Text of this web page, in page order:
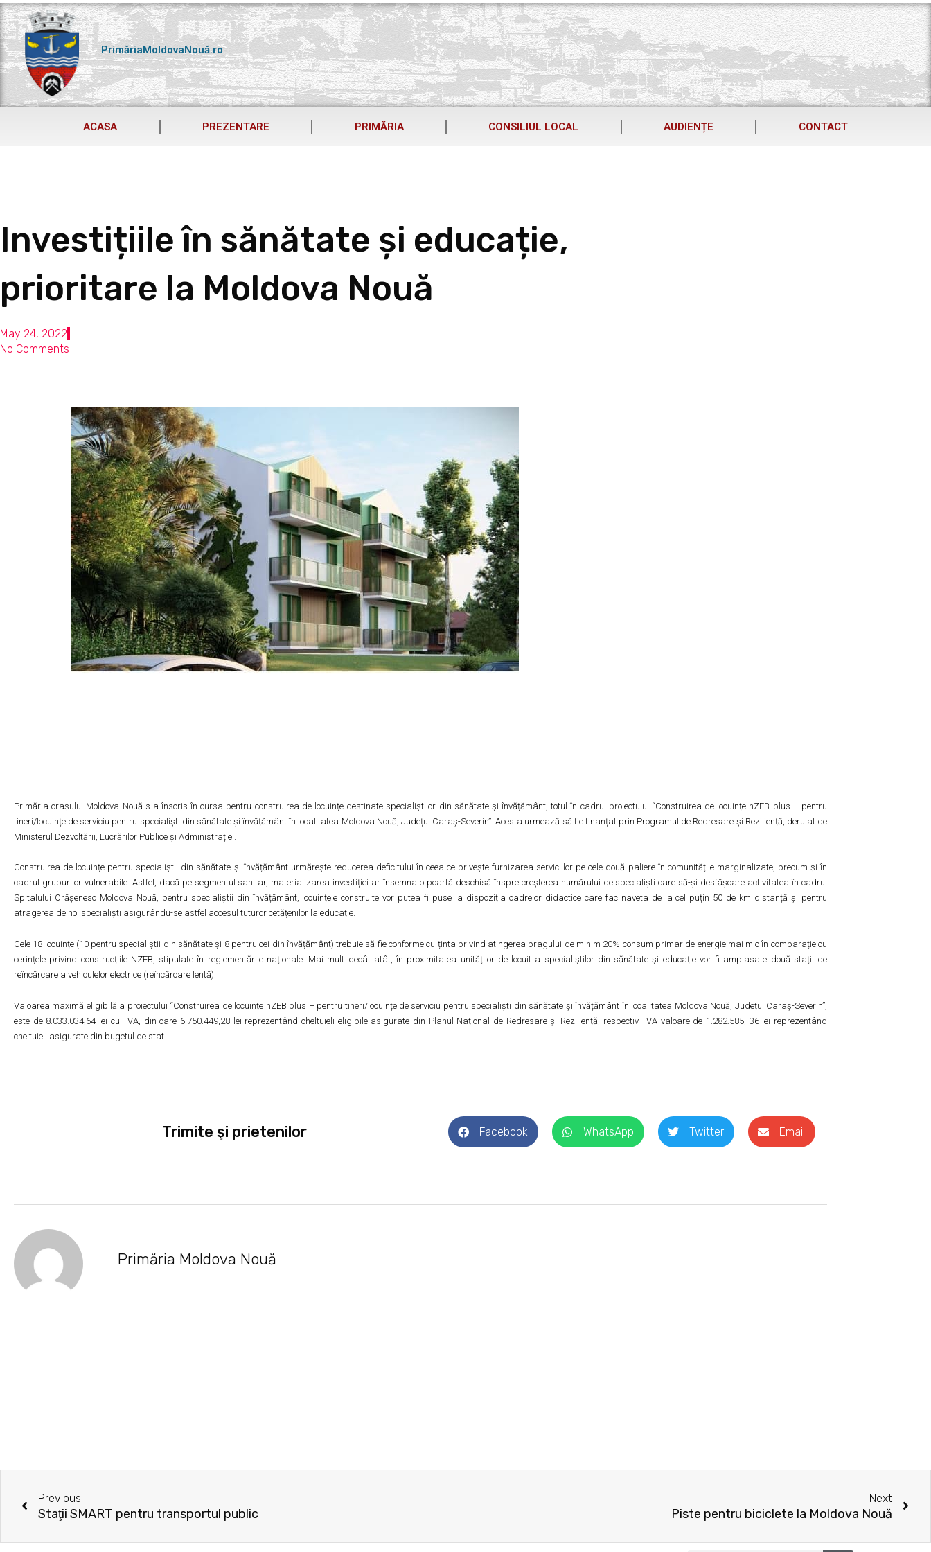
Skip
to
content
PrimăriaMoldovaNouă.ro
ACASA PREZENTARE PRIMĂRIA CONSILIUL LOCAL AUDIENȚE CONTACT
Investițiile în sănătate și educație,
prioritare la Moldova Nouă
May 24, 2022
No Comments
Primăria orașului Moldova Nouă s-a înscris în cursa pentru construirea de locuințe destinate specialiștilor din sănătate și învățământ, totul în cadrul proiectului “Construirea de locuințe nZEB plus – pentru
tineri/locuințe de serviciu pentru specialiști din sănătate și învățământ în localitatea Moldova Nouă, Județul Caraș-Severin”. Acesta urmează să fie finanțat prin Programul de Redresare și Reziliență, derulat de
Ministerul Dezvoltării, Lucrărilor Publice și Administrației.
Construirea de locuințe pentru specialiștii din sănătate și învățământ urmărește reducerea deficitului în ceea ce privește furnizarea serviciilor pe cele două paliere în comunitățile marginalizate, precum și în
cadrul grupurilor vulnerabile. Astfel, dacă pe segmentul sanitar, materializarea investiției ar însemna o poartă deschisă înspre creșterea numărului de specialiști care să-și desfășoare activitatea în cadrul
Spitalului Orășenesc Moldova Nouă, pentru specialiștii din învățământ, locuințele construite vor putea fi puse la dispoziția cadrelor didactice care fac naveta de la cel puțin 50 de km distanță și pentru
atragerea de noi specialiști asigurându-se astfel accesul tuturor cetățenilor la educație.
Cele 18 locuințe (10 pentru specialiștii din sănătate și 8 pentru cei din învățământ) trebuie să fie conforme cu ținta privind atingerea pragului de minim 20% consum primar de energie mai mic în comparație cu
cerințele privind construcțiile NZEB, stipulate în reglementările naționale. Mai mult decât atât, în proximitatea unităților de locuit a specialiștilor din sănătate și educație vor fi amplasate două stații de
reîncărcare a vehiculelor electrice (reîncărcare lentă).
Valoarea maximă eligibilă a proiectului “Construirea de locuințe nZEB plus – pentru tineri/locuințe de serviciu pentru specialiști din sănătate și învățământ în localitatea Moldova Nouă, Județul Caraș-Severin”,
este de 8.033.034,64 lei cu TVA, din care 6.750.449,28 lei reprezentând cheltuieli eligibile asigurate din Planul Național de Redresare și Reziliență, respectiv TVA valoare de 1.282.585, 36 lei reprezentând
cheltuieli asigurate din bugetul de stat.
Trimite şi prietenilor Facebook WhatsApp Twitter Email
Primăria Moldova Nouă
Previous
Staţii SMART pentru transportul public
Next
Piste pentru biciclete la Moldova Nouă